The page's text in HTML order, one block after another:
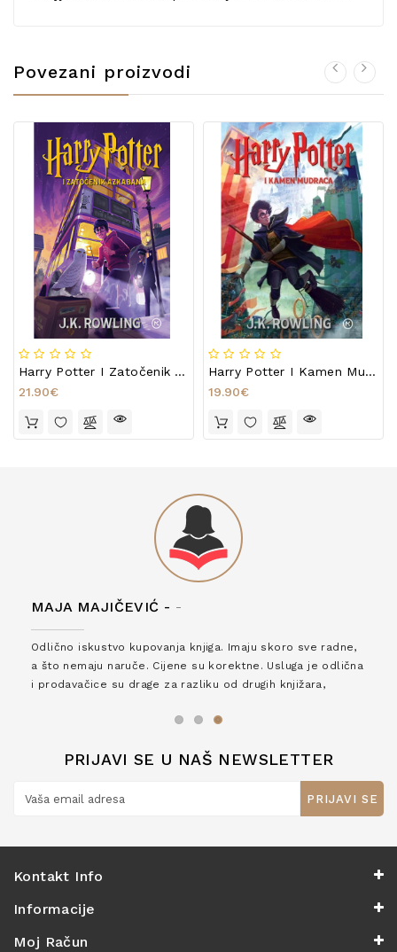
Povezani proizvodi
Harry Potter I Zatočenik Azkabana
21.90€
Harry Potter I Kamen Mudraca
19.90€
MAJA MAJIČEVIĆ - -
Odlično iskustvo kupovanja knjiga. Imaju skoro sve radne,
a što nemaju naruče. Cijene su korektne. Usluga je odlična
i prodavačice su drage za razliku od drugih knjižara,
PRIJAVI SE U NAŠ NEWSLETTER
PRIJAVI SE
Kontakt Info
Informacije
Moj Račun